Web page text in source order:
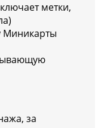
метки,
Миникарты
за